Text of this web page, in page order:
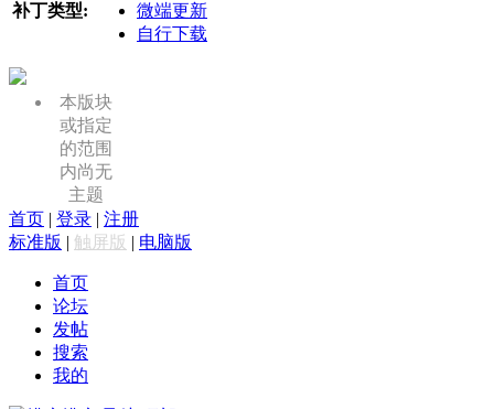
补丁类型:
微端更新
自行下载
本版块
或指定
的范围
内尚无
主题
首页 | 登录 | 注册
标准版 | 触屏版 | 电脑版
首页
论坛
发帖
搜索
我的